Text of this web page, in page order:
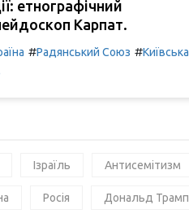
етнографічний
Карпат.
#Радянський Союз #Київська
Ізраїль Антисемітизм
Росія Дональд Трамп